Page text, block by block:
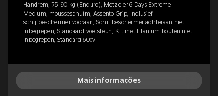
Handrem, 75-90 kg (Enduro), Metzeler 6 Days Extreme
Medium, mousseschuim, Assento Grip, Inclusief
schijfbeschermer vooraan, Schijfbeschermer achteraan niet
inbegrepen, Standaard voetsteun, Kit met titanium bouten niet
inbegrepen, Standard 60cv
Mais informações